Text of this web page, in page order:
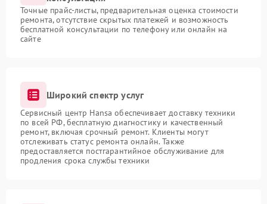
Точные прайс-листы, предварительная оценка стоимости
ремонта, отсутствие скрытых платежей и возможность
бесплатной консультации по телефону или онлайн на
сайте
Широкий спектр услуг
Сервисный центр Hansa обеспечивает доставку техники
по всей РФ, бесплатную диагностику и качественный
ремонт, включая срочный ремонт. Клиенты могут
отслеживать статус ремонта онлайн. Также
предоставляется постгарантийное обслуживание для
продления срока службы техники